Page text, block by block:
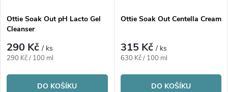
p
r
o
s
p
r
Ottie Soak Out pH Lacto Gel
Cleanser
290 Kč/ ks
Měrná
290 Kč / 100 ml
DO KOŠÍKU
Ottie Soak Out Centella Cream
315 Kč/ ks
Měrná
630 Kč / 100 ml
DO KOŠÍKU